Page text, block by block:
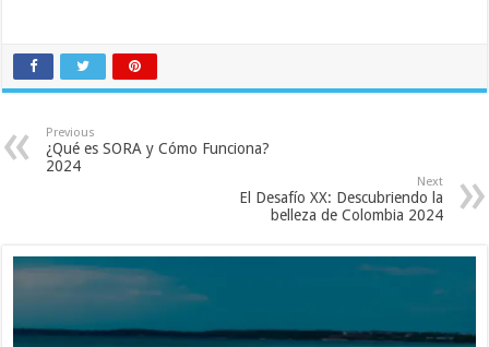
Previous
¿Qué es SORA y Cómo Funciona?
2024
Next
El Desafío XX: Descubriendo la
belleza de Colombia 2024